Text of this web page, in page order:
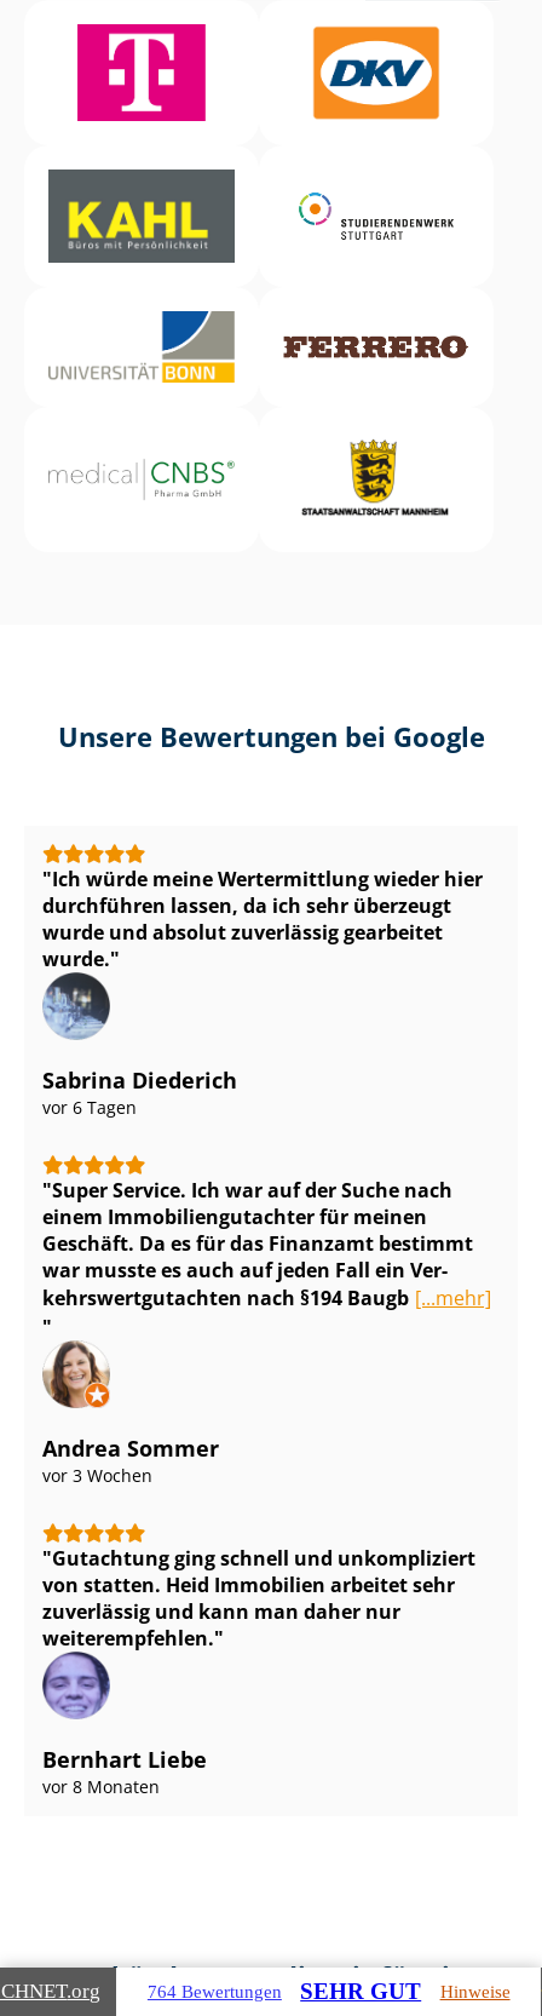
Unsere Bewertungen bei Google
Ich würde meine Wertermittlung wieder hier
durchführen lassen, da ich sehr überzeugt
wurde und absolut zuverlässig gearbeitet
wurde.
Sabrina Diederich
vor 6 Tagen
Super Service. Ich war auf der Suche nach
einem Im­mo­bi­li­en­gut­ach­ter für meinen
Geschäft. Da es für das Finanzamt bestimmt
war musste es auch auf jeden Fall ein Ver­
kehrs­wert­gut­ach­ten nach §194 Baugb [...mehr]
Andrea Sommer
vor 3 Wochen
Gutachtung ging schnell und unkompliziert
von statten. Heid Immobilien arbeitet sehr
zuverlässig und kann man daher nur
weiterempfehlen.
Bernhart Liebe
vor 8 Monaten
Gebäudearten, die wir für Sie
.org 764 Bewertungen SEHR GUT Hinweise